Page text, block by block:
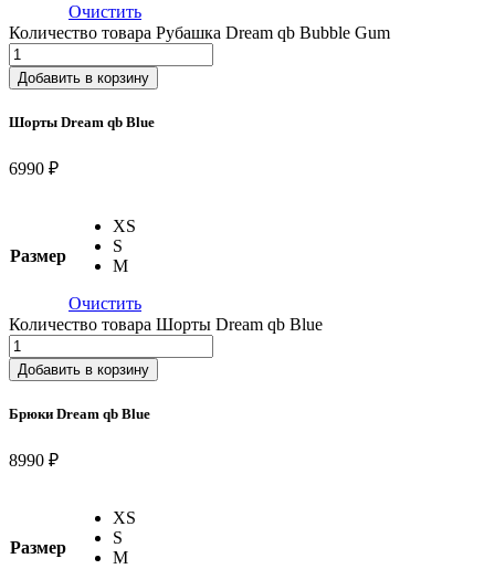
Очистить
Количество товара Рубашка Dream qb Bubble Gum
Добавить в корзину
Шорты Dream qb Blue
6990 ₽
Размер
XS
S
M
Очистить
Количество товара Шорты Dream qb Blue
Добавить в корзину
Брюки Dream qb Blue
8990 ₽
Размер
XS
S
M